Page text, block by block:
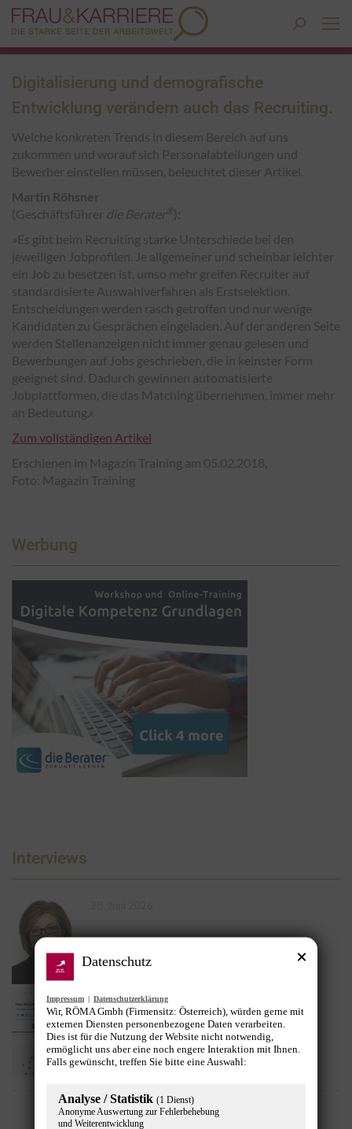
Search:
Digitalisierung und demografische
Entwicklung verändern auch das Recruiting.
Welche konkreten Trends in diesem Bereich auf uns
zukommen und worauf sich Personalabteilungen und
Bewerber einstellen müssen, beleuchtet dieser Artikel.
Martin Röhsner
(Geschäftsführer die Berater® ):
»Es gibt beim Recruiting starke Unterschiede bei den
jeweiligen Jobprofilen. Je allgemeiner und scheinbar leichter
ein Job zu besetzen ist, umso mehr greifen Recruiter auf
standardisierte Auswahlverfahren als Erstselektion.
Entscheidungen werden rasch getroffen und nur wenige
Kandidaten zu Gesprächen eingeladen. Auf der anderen Seite
werden Stellenanzeigen nicht immer genau gelesen und
Bewerbungen auf Jobs geschrieben, die in keinster Form
geeignet sind. Dadurch gewinnen automatisierte
Jobplattformen, die das Matching übernehmen, immer mehr
an Bedeutung.«
Zum vollständigen Artikel
Erschienen im Magazin Training am 05.02.2018,
Foto: Magazin Training
Werbung
Interviews
3. Februar 2026
Datenschutz
Impressum | Datenschutzerklärung
Wir, RÖMA Gmbh (Firmensitz: Österreich), würden gerne mit
externen Diensten personenbezogene Daten verarbeiten.
Dies ist für die Nutzung der Website nicht notwendig,
ermöglicht uns aber eine noch engere Interaktion mit Ihnen.
Falls gewünscht, treffen Sie bitte eine Auswahl:
Analyse / Statistik (1 Dienst)
Anonyme Auswertung zur Fehlerbehebung
und Weiterentwicklung